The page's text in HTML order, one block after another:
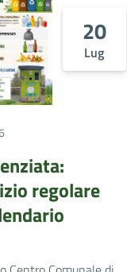
20
Lug
regolare